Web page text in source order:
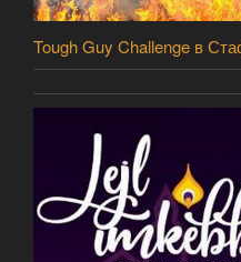
Tough Guy Challenge в